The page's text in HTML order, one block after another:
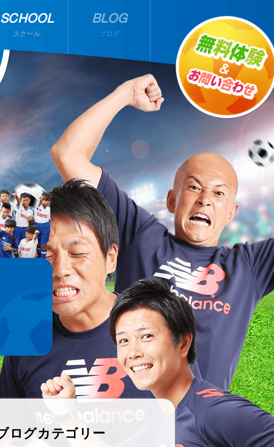
SCHOOL
スクール
BLOG
ブログ
ログカテゴリー